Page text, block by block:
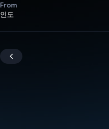
From
인도